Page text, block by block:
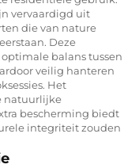
vervaardigd uit
die van nature
Deze
balans tussen
veilig hanteren
Het
natuurlijke
bescherming biedt
integriteit zouden